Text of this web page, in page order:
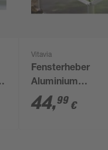
Vitavia
Fensterheber
Aluminium
silberfarben für
Gewächshäuser
44,99 €